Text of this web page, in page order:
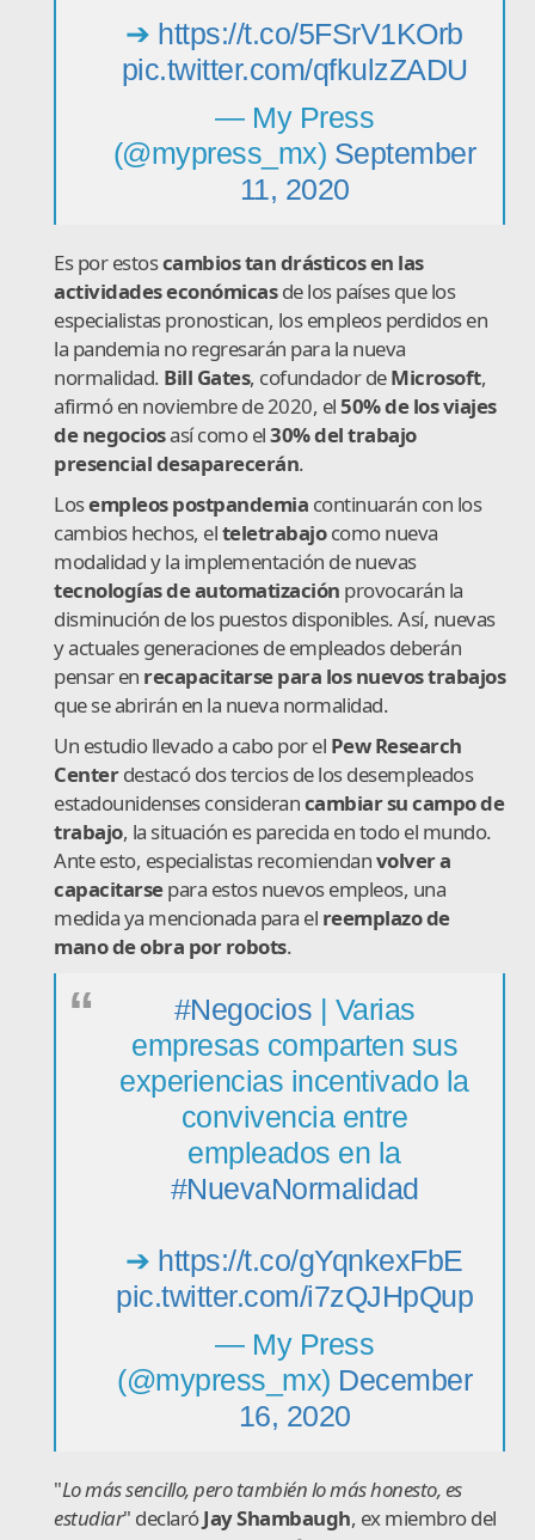
➔ https://t.co/5FSrV1KOrb
pic.twitter.com/qfkulzZADU
— My Press
(@mypress_mx) September
11, 2020
Es por estoscambios tan drásticos en las
actividades económicasde los países que los
especialistas pronostican, los empleos perdidos en
la pandemia no regresarán para la nueva
normalidad. Bill Gates, cofundador deMicrosoft,
afirmó en noviembre de 2020, el50% de los viajes
de negociosasí como el30% del trabajo
presencial desaparecerán.
Losempleos postpandemia continuarán con los
cambios hechos, elteletrabajocomo nueva
modalidad y la implementación de nuevas
tecnologías de automatización provocarán la
disminución de los puestos disponibles. Así, nuevas
y actuales generaciones de empleados deberán
pensar en recapacitarse para los nuevos trabajos
que se abrirán en la nueva normalidad.
Un estudio llevado a cabo por el Pew Research
Centerdestacó dos tercios de los desempleados
estadounidenses considerancambiar su campo de
trabajo, la situación es parecida en todo el mundo.
Ante esto, especialistas recomiendanvolver a
capacitarsepara estos nuevos empleos, una
medida ya mencionada para el reemplazo de
mano de obra por robots.
#Negocios | Varias
empresas comparten sus
experiencias incentivado la
convivencia entre
empleados en la
#NuevaNormalidad
➔ https://t.co/gYqnkexFbE
pic.twitter.com/i7zQJHpQup
— My Press
(@mypress_mx) December
16, 2020
"Lo más sencillo, pero también lo más honesto, es
estudiar" declaróJay Shambaugh, ex miembro del